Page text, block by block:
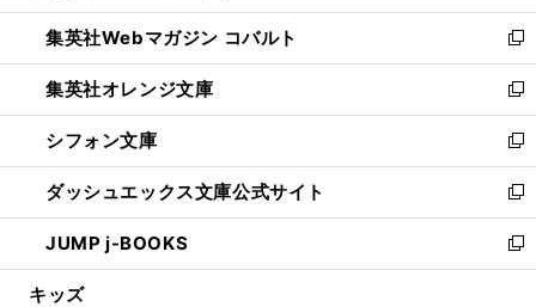
開
く
ウ
で
開
く
ン
ド
ウ
で
開
く
ウ
ィ
ン
ド
ウ
で
開
く
集英社Webマガジン コバルト
新
し
い
ウ
ィ
ン
ド
ウ
で
開
集英社オレンジ文庫
新
し
い
ウ
ィ
ン
ド
ウ
シフォン文庫
新
し
い
ウ
ィ
ン
ダッシュエックス文庫公式サイト
新
し
い
ウ
JUMP j-BOOKS
新
し
キッズ